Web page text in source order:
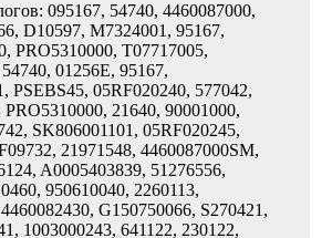
095167, 54740, 4460087000,
D10597, M7324001, 95167,
PRO5310000, T07717005,
01256E, 95167,
PSEBS45, 05RF020240, 577042,
PRO5310000, 21640, 90001000,
SK806001101, 05RF020245,
21971548, 4460087000SM,
A0005403839, 51276556,
950610040, 2260113,
G150750066, S270421,
1003000243, 641122, 230122,